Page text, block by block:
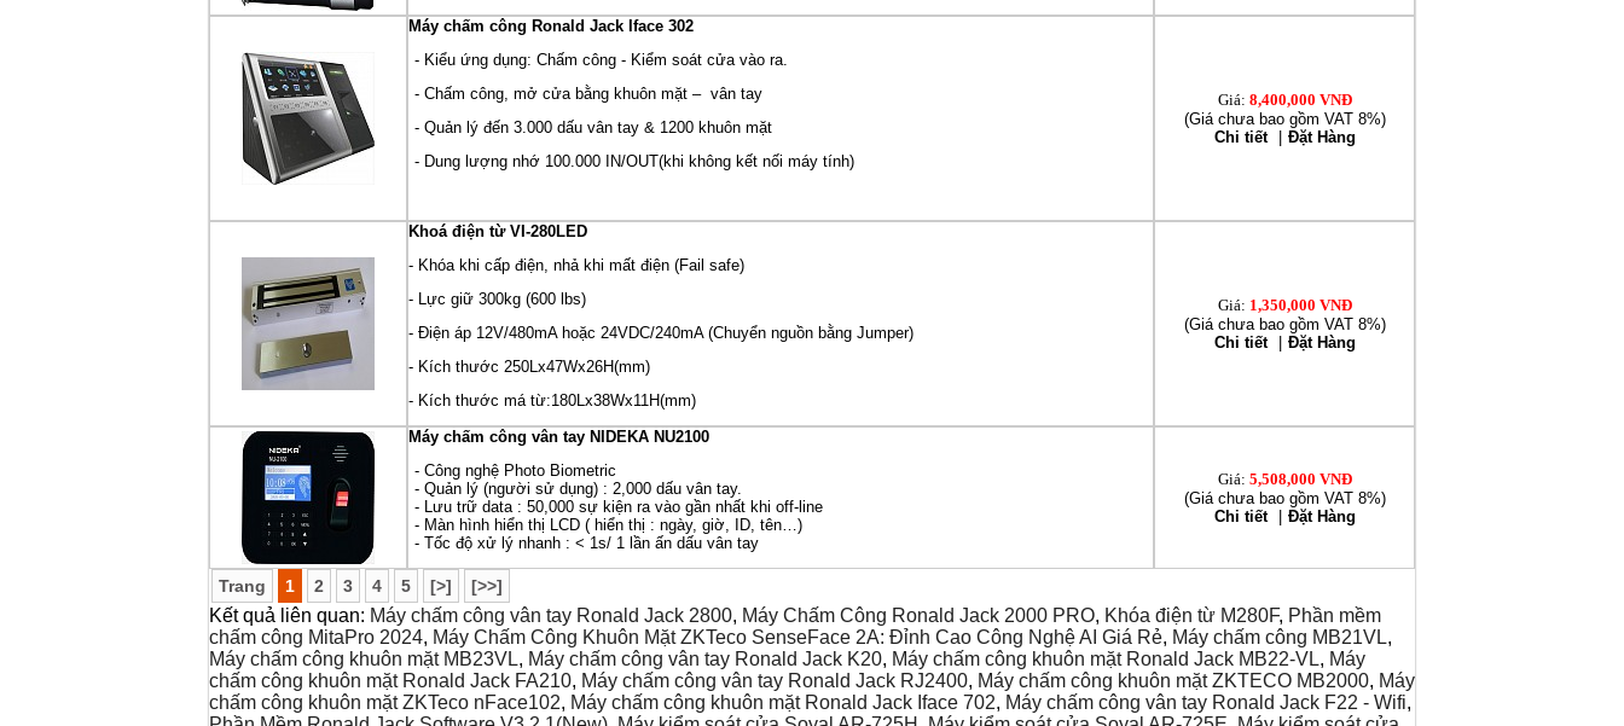
Máy chấm công Ronald Jack Iface 302
- Kiểu ứng dụng: Chấm công - Kiểm soát cửa vào ra.
- Chấm công, mở cửa bằng khuôn mặt – vân tay
- Quản lý đến 3.000 dấu vân tay & 1200 khuôn mặt
- Dung lượng nhớ 100.000 IN/OUT(khi không kết nối máy tính)
Giá: 8,400,000 VNĐ
(Giá chưa bao gồm VAT 8%)
Chi tiết
Đặt Hàng
Khoá điện từ VI-280LED
- Khóa khi cấp điện, nhả khi mất điện (Fail safe)
- Lực giữ 300kg (600 lbs)
- Điện áp 12V/480mA hoặc 24VDC/240mA (Chuyển nguồn bằng Jumper)
- Kích thước 250Lx47Wx26H(mm)
- Kích thước má từ:180Lx38Wx11H(mm)
Giá: 1,350,000 VNĐ
(Giá chưa bao gồm VAT 8%)
Chi tiết
Đặt Hàng
Máy chấm công vân tay NIDEKA NU2100
- Công nghệ Photo Biometric
- Quản lý (người sử dụng) : 2,000 dấu vân tay.
- Lưu trữ data : 50,000 sự kiện ra vào gần nhất khi off-line
- Màn hình hiển thị LCD ( hiển thị : ngày, giờ, ID, tên…)
- Tốc độ xử lý nhanh : < 1s/ 1 lần ấn dấu vân tay
Giá: 5,508,000 VNĐ
(Giá chưa bao gồm VAT 8%)
Chi tiết
Đặt Hàng
Trang 1 2 3 4 5 [>] [>>]
Kết quả liên quan: Máy chấm công vân tay Ronald Jack 2800, Máy Chấm Công Ronald Jack 2000 PRO, Khóa điện từ M280F, Phần mềm
chấm công MitaPro 2024, Máy Chấm Công Khuôn Mặt ZKTeco SenseFace 2A: Đỉnh Cao Công Nghệ AI Giá Rẻ, Máy chấm công MB21VL,
Máy chấm công khuôn mặt MB23VL, Máy chấm công vân tay Ronald Jack K20, Máy chấm công khuôn mặt Ronald Jack MB22-VL, Máy
chấm công khuôn mặt Ronald Jack FA210, Máy chấm công vân tay Ronald Jack RJ2400, Máy chấm công khuôn mặt ZKTECO MB2000, Máy
chấm công khuôn mặt ZKTeco nFace102, Máy chấm công khuôn mặt Ronald Jack Iface 702, Máy chấm công vân tay Ronald Jack F22 - Wifi,